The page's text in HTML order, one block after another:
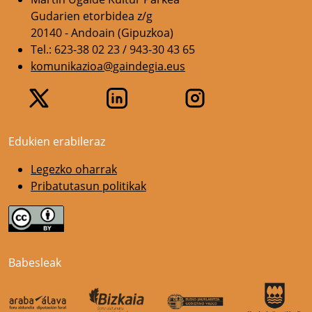
Gudarien etorbidea z/g
20140 - Andoain (Gipuzkoa)
Tel.: 623-38 02 23 / 943-30 43 65
komunikazioa@gaindegia.eus
Edukien erabileraz
Legezko oharrak
Pribatutasun politikak
Babesleak